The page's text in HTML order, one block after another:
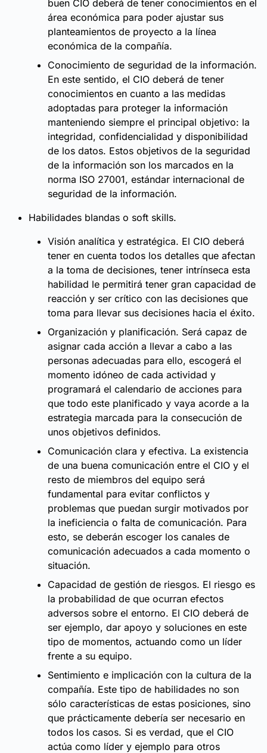
buen CIO deberá de tener conocimientos en el
área económica para poder ajustar sus
planteamientos de proyecto a la línea
económica de la compañía.
Conocimiento de seguridad de la información.
En este sentido, el CIO deberá de tener
conocimientos en cuanto a las medidas
adoptadas para proteger la información
manteniendo siempre el principal objetivo: la
integridad, confidencialidad y disponibilidad
de los datos. Estos objetivos de la seguridad
de la información son los marcados en la
norma ISO 27001, estándar internacional de
seguridad de la información.
Habilidades blandas o soft skills.
Visión analítica y estratégica. El CIO deberá
tener en cuenta todos los detalles que afectan
a la toma de decisiones, tener intrínseca esta
habilidad le permitirá tener gran capacidad de
reacción y ser crítico con las decisiones que
toma para llevar sus decisiones hacia el éxito.
Organización y planificación. Será capaz de
asignar cada acción a llevar a cabo a las
personas adecuadas para ello, escogerá el
momento idóneo de cada actividad y
programará el calendario de acciones para
que todo este planificado y vaya acorde a la
estrategia marcada para la consecución de
unos objetivos definidos.
Comunicación clara y efectiva. La existencia
de una buena comunicación entre el CIO y el
resto de miembros del equipo será
fundamental para evitar conflictos y
problemas que puedan surgir motivados por
la ineficiencia o falta de comunicación. Para
esto, se deberán escoger los canales de
comunicación adecuados a cada momento o
situación.
Capacidad de gestión de riesgos. El riesgo es
la probabilidad de que ocurran efectos
adversos sobre el entorno. El CIO deberá de
ser ejemplo, dar apoyo y soluciones en este
tipo de momentos, actuando como un líder
frente a su equipo.
Sentimiento e implicación con la cultura de la
compañía. Este tipo de habilidades no son
sólo características de estas posiciones, sino
que prácticamente debería ser necesario en
todos los casos. Si es verdad, que el CIO
actúa como líder y ejemplo para otros